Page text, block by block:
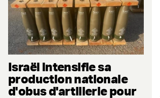
Israël intensifie sa
production nationale
d'obus d'artillerie pour